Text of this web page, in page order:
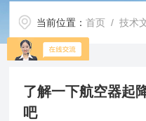
当前位置：首页 /技术
了解一下航空器起
吧